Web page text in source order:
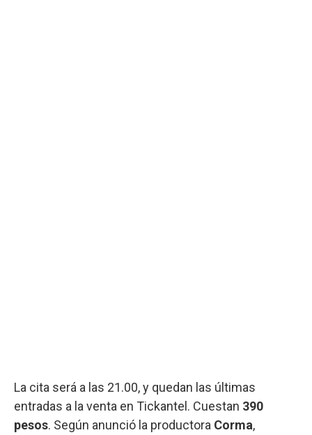
La cita será a las 21.00, y quedan las últimas
entradas a la venta en Tickantel. Cuestan 390
pesos. Según anunció la productora Corma,